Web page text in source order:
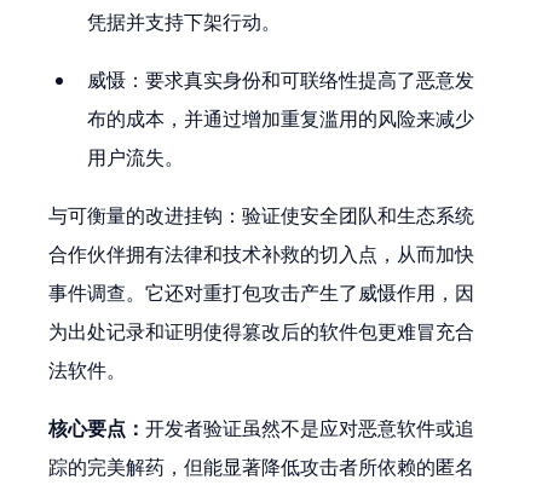
凭据并支持下架行动。
威慑：要求真实身份和可联络性提高了恶意发
布的成本，并通过增加重复滥用的风险来减少
用户流失。
与可衡量的改进挂钩：验证使安全团队和生态系统
合作伙伴拥有法律和技术补救的切入点，从而加快
事件调查。它还对重打包攻击产生了威慑作用，因
为出处记录和证明使得篡改后的软件包更难冒充合
法软件。
核心要点：开发者验证虽然不是应对恶意软件或追
踪的完美解药，但能显著降低攻击者所依赖的匿名